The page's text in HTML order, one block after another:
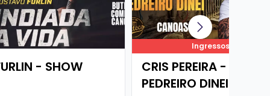
- SHOW
Ingressos
CRIS PEREIRA -
PEDREIRO DINEI